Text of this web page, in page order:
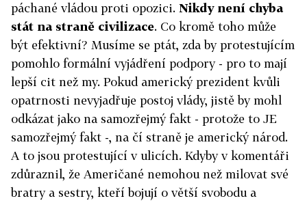
páchané vládou proti opozici. Nikdy není chyba
stát na straně civilizace. Co kromě toho může
být efektivní? Musíme se ptát, zda by protestujícím
pomohlo formální vyjádření podpory - pro to mají
lepší cit než my. Pokud americký prezident kvůli
opatrnosti nevyjadřuje postoj vlády, jistě by mohl
odkázat jako na samozřejmý fakt - protože to JE
samozřejmý fakt -, na čí straně je americký národ.
A to jsou protestující v ulicích. Kdyby v komentáři
zdůraznil, že Američané nemohou než milovat své
bratry a sestry, kteří bojují o větší svobodu a